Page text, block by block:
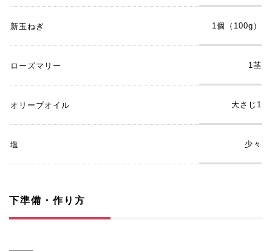
新玉ねぎ 1個（100g）
ローズマリー 1茎
オリーブオイル 大さじ1
塩 少々
下準備・作り方